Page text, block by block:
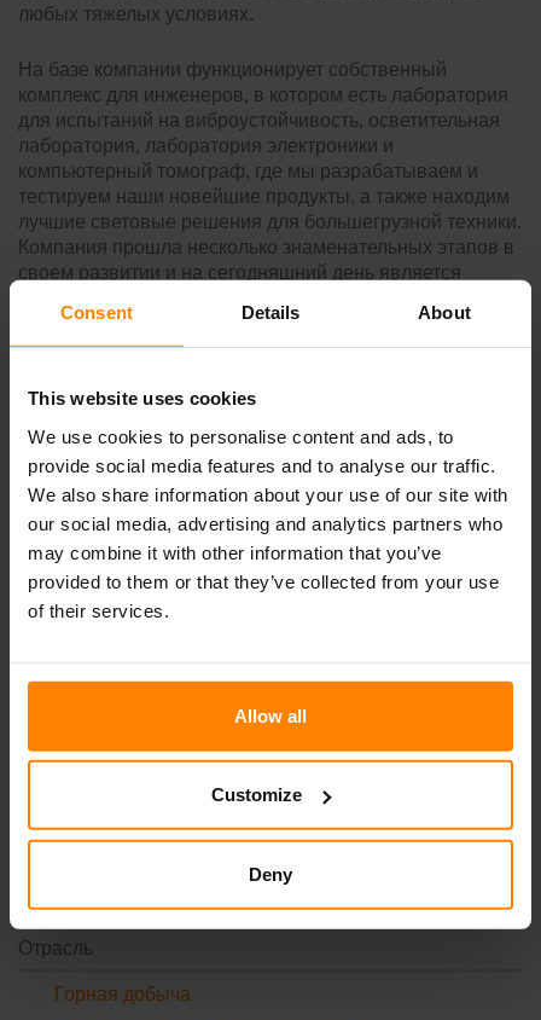
Consent Details About
This website uses cookies
We use cookies to personalise content and ads, to
provide social media features and to analyse our traffic.
We also share information about your use of our site with
our social media, advertising and analytics partners who
may combine it with other information that you’ve
provided to them or that they’ve collected from your use
of their services.
Allow all
Customize
Deny
любых тяжелых условиях.
На базе компании функционирует собственный
комплекс для инженеров, в котором есть лаборатория
для испытаний на виброустойчивость, осветительная
лаборатория, лаборатория электроники и
компьютерный томограф, где мы разрабатываем и
тестируем наши новейшие продукты, а также находим
лучшие световые решения для большегрузной техники.
Компания прошла несколько знаменательных этапов в
своем развитии и на сегодняшний день является
производителем мощных фар. Так зачем менять
выигрышную концепцию?
Связанная информация
Наши инновации
Супердемпфирование, HD и Xtreme
Отрасль
Горная добыча